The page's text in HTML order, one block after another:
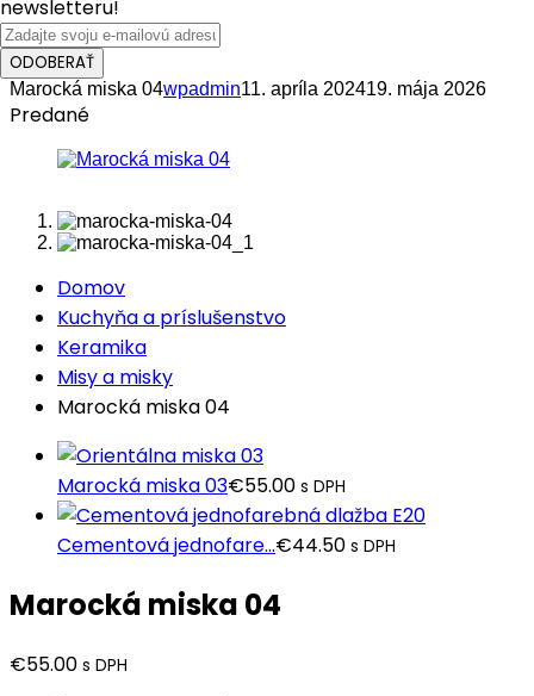
newsletteru!
ODOBERAŤ
Marocká miska 04wpadmin11. apríla 202419. mája 2026
Predané
Domov
Kuchyňa a príslušenstvo
Keramika
Misy a misky
Marocká miska 04
Marocká miska 03€55.00 s DPH
Cementová jednofare...€44.50 s DPH
Marocká miska 04
€55.00 s DPH